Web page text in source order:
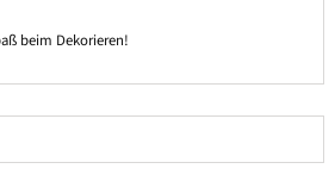
beim Dekorieren!